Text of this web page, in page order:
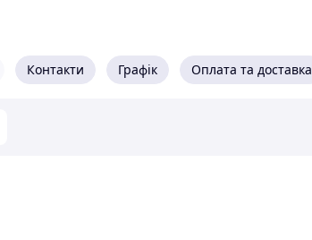
Контакти Графік Оплата та доставка